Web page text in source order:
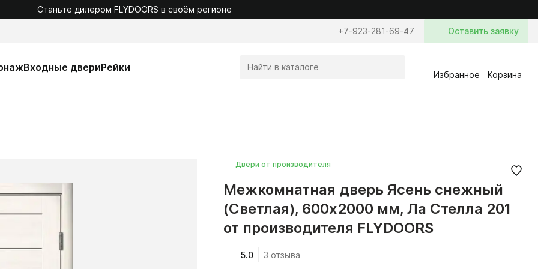
Станьте дилером FLYDOORS в своём регионе
+7-923-281-69-47 Оставить заявку
Входные двериРейки
Избранное Корзина
Двери от производителя
Межкомнатная дверь Ясень снежный
(Светлая), 600x2000 мм, Ла Стелла 201
от производителя FLYDOORS
5.0 3 отзыва